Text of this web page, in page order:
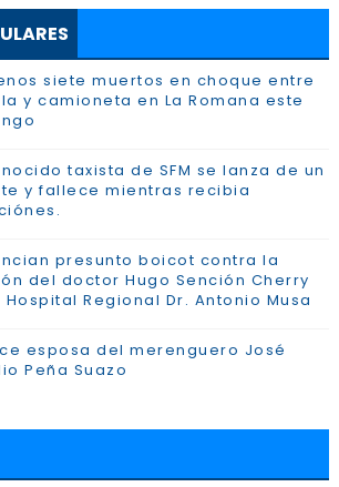
siete muertos en choque entre
y camioneta en La Romana este
taxista de SFM se lanza de un
y fallece mientras recibia
presunto boicot contra la
del doctor Hugo Sención Cherry
Hospital Regional Dr. Antonio Musa
esposa del merenguero José
Peña Suazo